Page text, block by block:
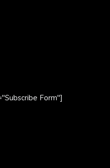
Form"]